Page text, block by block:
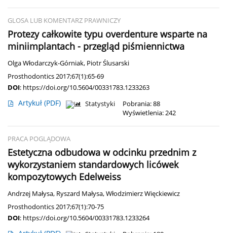
GLOSA LUB KOMENTARZ PRAWNICZY
Protezy całkowite typu overdenture wsparte na
miniimplantach - przegląd piśmiennictwa
Olga Włodarczyk-Górniak, Piotr Ślusarski
Prosthodontics 2017;67(1):65-69
DOI: https://doi.org/10.5604/00331783.1233263
Artykuł (PDF) Statystyki
Pobrania: 88
Wyświetlenia: 242
PRACA POGLĄDOWA
Estetyczna odbudowa w odcinku przednim z
wykorzystaniem standardowych licówek
kompozytowych Edelweiss
Andrzej Małysa, Ryszard Małysa,Włodzimierz Więckiewicz
Prosthodontics 2017;67(1):70-75
DOI: https://doi.org/10.5604/00331783.1233264